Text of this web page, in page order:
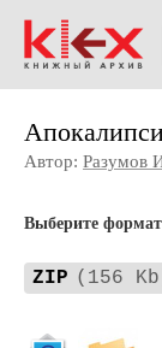
Автор: Разумов
Выберите
ZIP (156